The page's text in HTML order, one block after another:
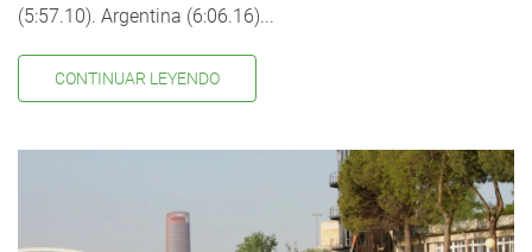
(5:57.10). Argentina (6:06.16)...
CONTINUAR LEYENDO